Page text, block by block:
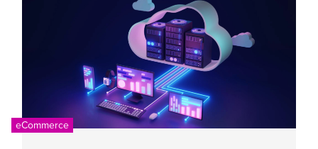
eCommerce